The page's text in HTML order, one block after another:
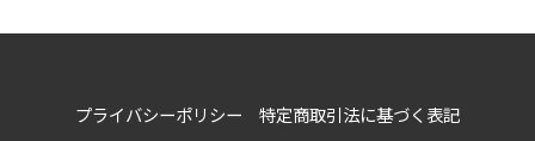
プライバシーポリシー 特定商取引法に基づく表記